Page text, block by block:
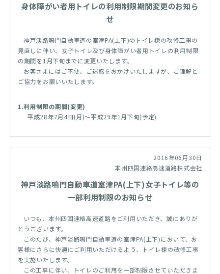
身体障がい者用トイレの利用制限期間変更のお知ら
せ
神戸淡路鳴門自動車道の室津PA(上下)のトイレ棟の改修工事の
見直しに伴い、女子トイレ及び身体障がい者用トイレの利用制限
の期間を1月下旬までに変更いたします。
お客さまにはご不便、ご迷惑をおかけいたしますが、ご理解と
ご協力をお願いいたします。
1.利用制限の期間(変更)
平成28年7月4日(月)～平成29年1月下旬(予定)
2016年06月30日
本州四国連絡高速道路株式会社
神戸淡路鳴門自動車道室津PA(上下)女子トイレ等の
一部利用制限のお知らせ
いつも、本州四国連絡高速道路をご利用いただき、誠にありが
とうございます。
このたび、神戸淡路鳴門自動車道の室津PA(上下)において、お
客様にさらに快適にご利用いただけるよう、トイレ棟の改修工事
を実施いたします。
この工事に伴い、トイレのご利用を一部制限させていただきま